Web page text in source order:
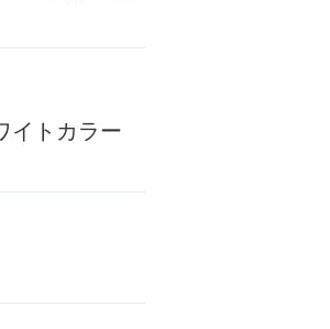
イトカラー